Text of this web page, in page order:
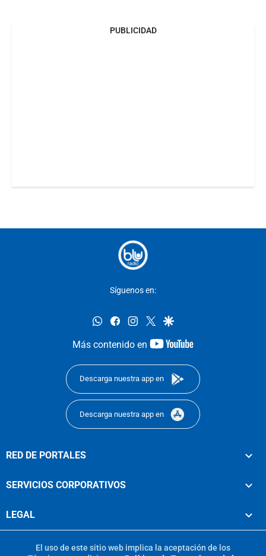
PUBLICIDAD
Síguenos en:
whatsappfacebookinstagram
twittergoogle
Más contenido en
youtube-
Descarga nuestra app en
Descarga nuestra app en
RED DE PORTALES
SERVICIOS CORPORATIVOS
LEGAL
El uso de este sitio web implica la aceptación de los